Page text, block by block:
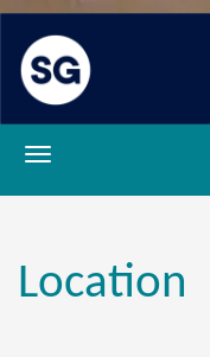
Location